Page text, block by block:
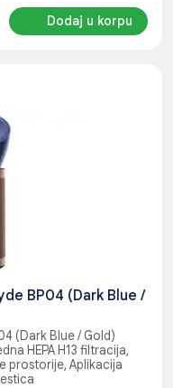
Dodaj u korpu
BP04 (Dark Blue /
(Dark Blue / Gold)
HEPA H13 filtracija,
prostorije, Aplikacija